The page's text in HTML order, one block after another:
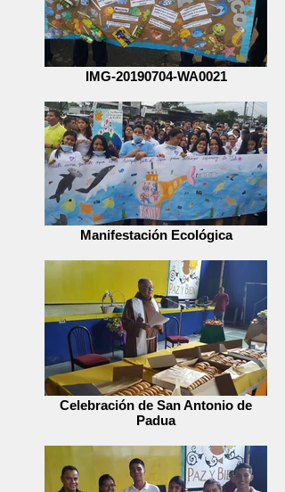
IMG-20190704-WA0021
Manifestación Ecológica
Celebración de San Antonio de
Padua